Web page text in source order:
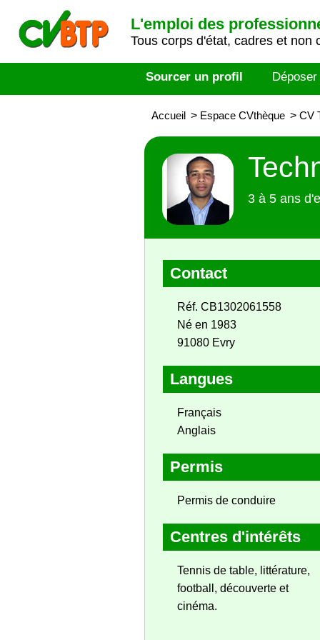
L'emploi des
Tous corps d'état, cadres et non
Sourcer un profil
Accueil > Espace CVthèque > CV
3 à 5 ans
Contact
Réf. CB1302061558
Né en 1983
91080 Evry
Langues
Français
Anglais
Permis
Permis de conduire
Centres d'intérêts
Tennis de table, littérature,
football, découverte et
cinéma.